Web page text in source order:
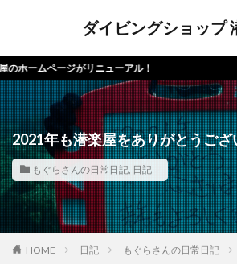
ダイビングショップ
ージがリニューアル！
2021年も潜楽屋をありがとうござ
もぐらさんの日常日記, 日記
HOME 日記 もぐらさんの日常日記